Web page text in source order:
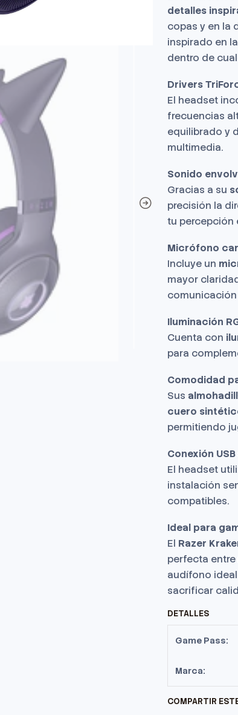
detalles
copas y en la
inspirado en
dentro de
Drivers
El headset
frecuencias
equilibrado y
multimedia.
Sonido
Gracias a su
precisión la
tu percepción
Micrófono
Incluye un
mayor
Iluminación
Cuenta con
para
Comodidad
Sus
cuero
permitiendo
Conexión
El headset
instalación
compatibles.
Ideal para
El Razer
perfecta
audífono
sacrificar
DETALLES
Game Pass:
Marca:
COMPARTIR